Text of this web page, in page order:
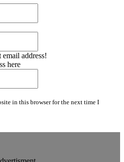
address!
here
in this browser for the next time I